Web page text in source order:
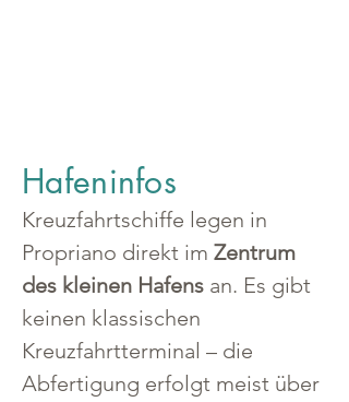
Hafeninfos
Kreuzfahrtschiffe legen in
Propriano direkt im Zentrum
des kleinen Hafens an. Es gibt
keinen klassischen
Kreuzfahrtterminal – die
Abfertigung erfolgt meist über